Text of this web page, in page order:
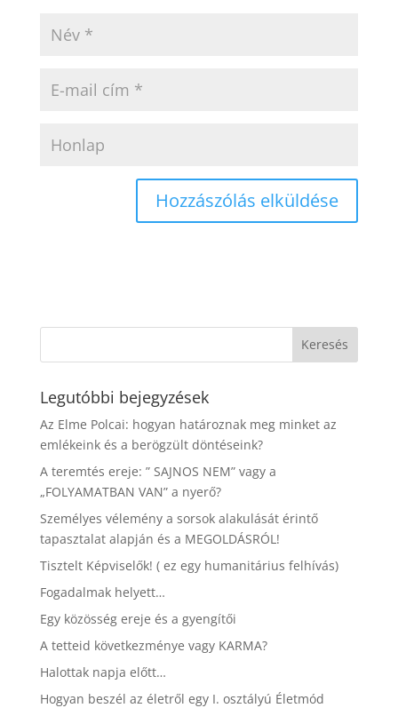
Legutóbbi bejegyzések
Az Elme Polcai: hogyan határoznak meg minket az
emlékeink és a berögzült döntéseink?
A teremtés ereje: ” SAJNOS NEM” vagy a
„FOLYAMATBAN VAN” a nyerő?
Személyes vélemény a sorsok alakulását érintő
tapasztalat alapján és a MEGOLDÁSRÓL!
Tisztelt Képviselők! ( ez egy humanitárius felhívás)
Fogadalmak helyett…
Egy közösség ereje és a gyengítői
A tetteid következménye vagy KARMA?
Halottak napja előtt…
Hogyan beszél az életről egy I. osztályú Életmód